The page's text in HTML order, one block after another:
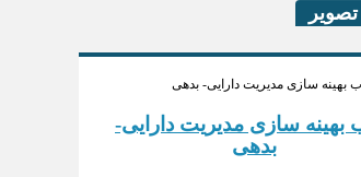
تصویر
بهینه سازی مدیریت دارایی-
بدهی